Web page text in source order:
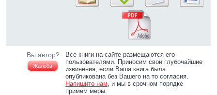
Вы автор?
Жалоба
Все книги на сайте размещаются его
пользователями. Приносим свои глубочайшие
извинения, если Ваша книга была
опубликована без Вашего на то согласия.
Напишите нам, и мы в срочном порядке
примем меры.